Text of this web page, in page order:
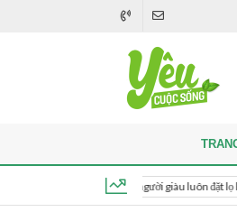
Khi thắp hương, người giàu luôn đặt lọ hoa bên trái